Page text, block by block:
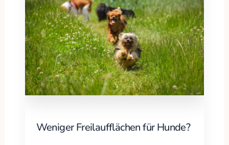
Weniger Freilaufflächen für Hunde?